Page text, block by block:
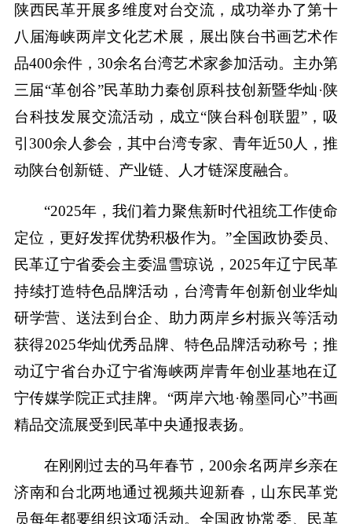
陕西民革开展多维度对台交流，成功举办了第十
八届海峡两岸文化艺术展，展出陕台书画艺术作
品400余件，30余名台湾艺术家参加活动。主办第
三届“革创谷”民革助力秦创原科技创新暨华灿·陕
台科技发展交流活动，成立“陕台科创联盟”，吸
引300余人参会，其中台湾专家、青年近50人，推
动陕台创新链、产业链、人才链深度融合。
“2025年，我们着力聚焦新时代祖统工作使命
定位，更好发挥优势积极作为。”全国政协委员、
民革辽宁省委会主委温雪琼说，2025年辽宁民革
持续打造特色品牌活动，台湾青年创新创业华灿
研学营、送法到台企、助力两岸乡村振兴等活动
获得2025华灿优秀品牌、特色品牌活动称号；推
动辽宁省台办辽宁省海峡两岸青年创业基地在辽
宁传媒学院正式挂牌。“两岸六地·翰墨同心”书画
精品交流展受到民革中央通报表扬。
在刚刚过去的马年春节，200余名两岸乡亲在
济南和台北两地通过视频共迎新春，山东民革党
员每年都要组织这项活动。全国政协常委、民革